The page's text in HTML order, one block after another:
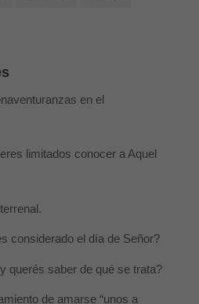
en el
limitados conocer a Aquel
considerado el día de Señor?
querés saber de qué se trata?
de amarse “unos a